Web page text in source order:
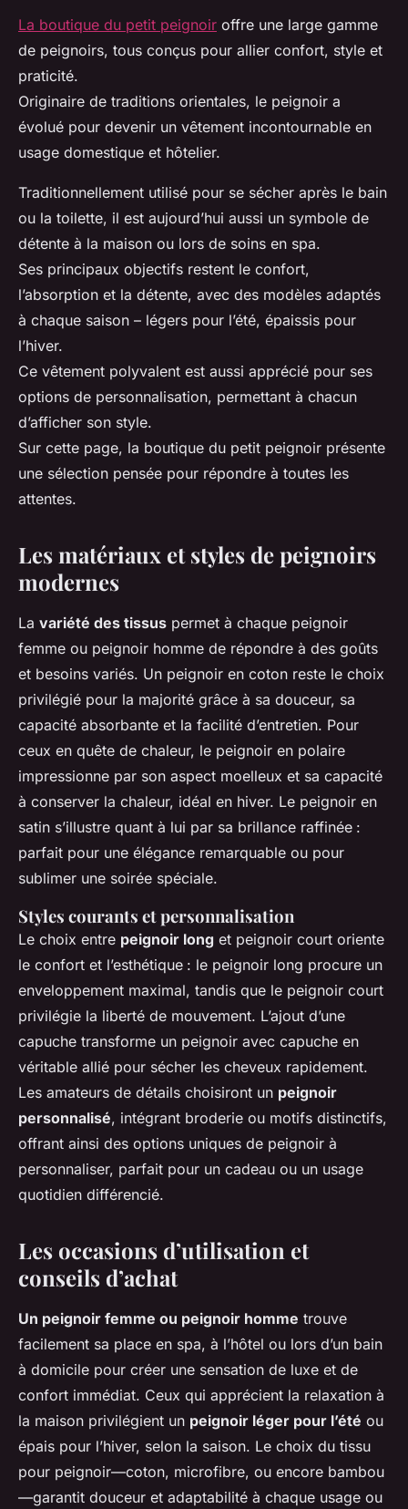
La boutique du petit peignoir offre une large gamme
de peignoirs, tous conçus pour allier confort, style et
praticité.
Originaire de traditions orientales, le peignoir a
évolué pour devenir un vêtement incontournable en
usage domestique et hôtelier.
Traditionnellement utilisé pour se sécher après le bain
ou la toilette, il est aujourd’hui aussi un symbole de
détente à la maison ou lors de soins en spa.
Ses principaux objectifs restent le confort,
l’absorption et la détente, avec des modèles adaptés
à chaque saison – légers pour l’été, épaissis pour
l’hiver.
Ce vêtement polyvalent est aussi apprécié pour ses
options de personnalisation, permettant à chacun
d’afficher son style.
Sur cette page, la boutique du petit peignoir présente
une sélection pensée pour répondre à toutes les
attentes.
Les matériaux et styles de peignoirs
modernes
La variété des tissus permet à chaque peignoir
femme ou peignoir homme de répondre à des goûts
et besoins variés. Un peignoir en coton reste le choix
privilégié pour la majorité grâce à sa douceur, sa
capacité absorbante et la facilité d’entretien. Pour
ceux en quête de chaleur, le peignoir en polaire
impressionne par son aspect moelleux et sa capacité
à conserver la chaleur, idéal en hiver. Le peignoir en
satin s’illustre quant à lui par sa brillance raffinée :
parfait pour une élégance remarquable ou pour
sublimer une soirée spéciale.
Styles courants et personnalisation
Le choix entre peignoir long et peignoir court oriente
le confort et l’esthétique : le peignoir long procure un
enveloppement maximal, tandis que le peignoir court
privilégie la liberté de mouvement. L’ajout d’une
capuche transforme un peignoir avec capuche en
véritable allié pour sécher les cheveux rapidement.
Les amateurs de détails choisiront un peignoir
personnalisé, intégrant broderie ou motifs distinctifs,
offrant ainsi des options uniques de peignoir à
personnaliser, parfait pour un cadeau ou un usage
quotidien différencié.
Les occasions d’utilisation et
conseils d’achat
Un peignoir femme ou peignoir homme trouve
facilement sa place en spa, à l’hôtel ou lors d’un bain
à domicile pour créer une sensation de luxe et de
confort immédiat. Ceux qui apprécient la relaxation à
la maison privilégient un peignoir léger pour l’été ou
épais pour l’hiver, selon la saison. Le choix du tissu
pour peignoir—coton, microfibre, ou encore bambou
—garantit douceur et adaptabilité à chaque usage ou